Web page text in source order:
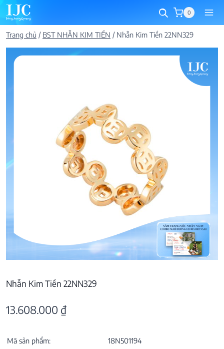
Skip
to
content
0
Trang chủ / BST NHẪN KIM TIỀN / Nhẫn Kim Tiền 22NN329
Nhẫn Kim Tiền 22NN329
13.608.000 ₫
Mã sản phẩm: 18N501194